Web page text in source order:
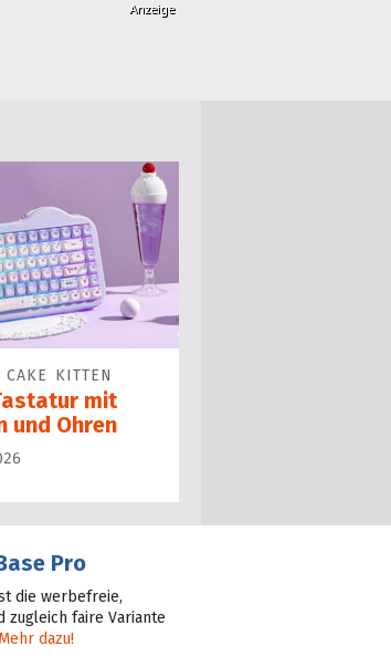
KITTEN
mit
und Ohren
Pro
die werbefreie,
zugleich faire Variante
Mehr dazu!